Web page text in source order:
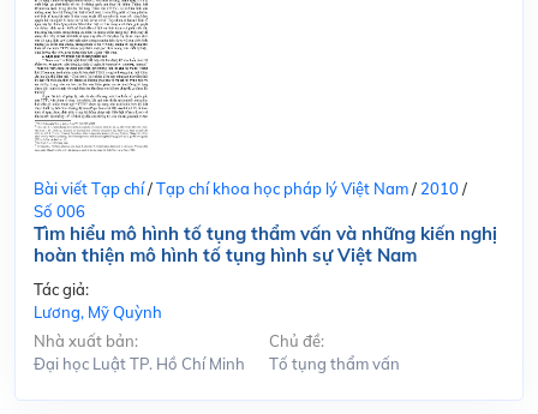
Bài viết Tạp chí/Tạp chí khoa học pháp lý Việt Nam/ 2010/
Số 006
Tìm hiểu mô hình tố tụng thẩm vấn và những kiến nghị
hoàn thiện mô hình tố tụng hình sự Việt Nam
Tác giả:
Lương, Mỹ Quỳnh
Nhà xuất bản:
Đại học Luật TP. Hồ Chí Minh
Chủ đề:
Tố tụng thẩm vấn